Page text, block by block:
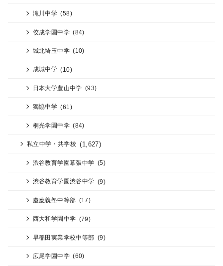
滝川中学 (58)
佼成学園中学 (84)
城北埼玉中学 (10)
成城中学 (10)
日本大学豊山中学 (93)
獨協中学 (61)
桐光学園中学 (84)
私立中学・共学校 (1,627)
渋谷教育学園幕張中学 (5)
渋谷教育学園渋谷中学 (9)
慶應義塾中等部 (17)
西大和学園中学 (79)
早稲田実業学校中等部 (9)
広尾学園中学 (60)